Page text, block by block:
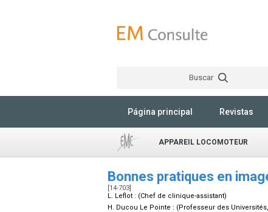
Buscar
Página principal Revistas
APPAREIL LOCOMOTEUR
Bonnes pratiques en
[14-703]
L. Leflot : (Chef de clinique-assistant)
H. Ducou Le Pointe : (Professeur des